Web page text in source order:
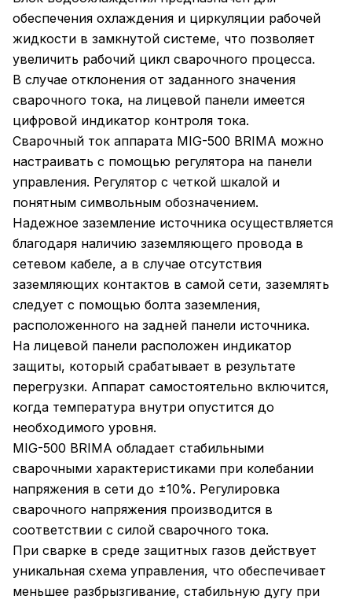
обеспечения охлаждения и циркуляции рабочей
жидкости в замкнутой системе, что позволяет
увеличить рабочий цикл сварочного процесса.
В случае отклонения от заданного значения
сварочного тока, на лицевой панели имеется
цифровой индикатор контроля тока.
Сварочный ток аппарата MIG-500 BRIMA можно
настраивать с помощью регулятора на панели
управления. Регулятор с четкой шкалой и
понятным символьным обозначением.
Надежное заземление источника осуществляется
благодаря наличию заземляющего провода в
сетевом кабеле, а в случае отсутствия
заземляющих контактов в самой сети, заземлять
следует с помощью болта заземления,
расположенного на задней панели источника.
На лицевой панели расположен индикатор
защиты, который срабатывает в результате
перегрузки. Аппарат самостоятельно включится,
когда температура внутри опустится до
необходимого уровня.
MIG-500 BRIMA обладает стабильными
сварочными характеристиками при колебании
напряжения в сети до ±10%. Регулировка
сварочного напряжения производится в
соответствии с силой сварочного тока.
При сварке в среде защитных газов действует
уникальная схема управления, что обеспечивает
меньшее разбрызгивание, стабильную дугу при